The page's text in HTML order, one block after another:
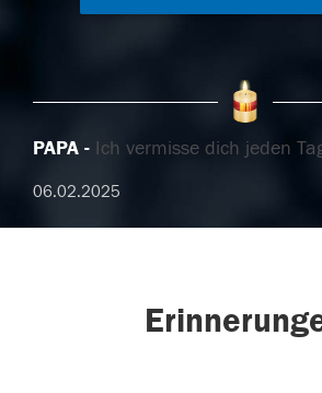
PAPA Ich vermisse dich jeden
06.02.2025